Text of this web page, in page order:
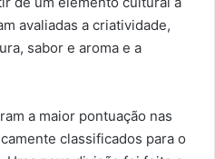
avaliadas a criatividade,
sabor e aroma e a
a maior pontuação nas
classificados para o